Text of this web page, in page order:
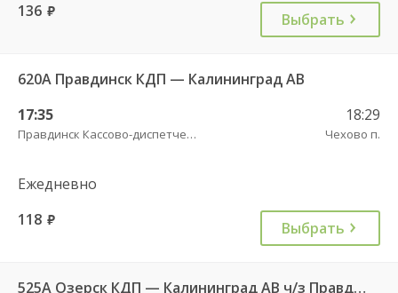
136 руб. Выбрать
620А Правдинск КДП — Калининград АВ
17:35
Правдинск Кассово-диспетчерский пункт
18:29
Чехово п.
Ежедневно
118 руб. Выбрать
525А Озерск КДП — Калининград АВ ч/з Правдинск КДП